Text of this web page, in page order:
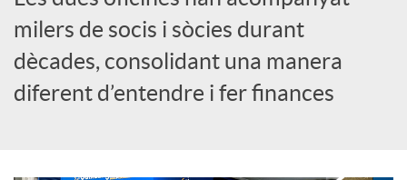
o
r
milers de socis i sòcies durant
dècades, consolidant una manera
diferent d’entendre i fer finances